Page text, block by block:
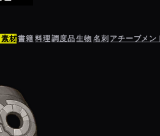
素材書籍料理調度品生物名刺 アチーブメン